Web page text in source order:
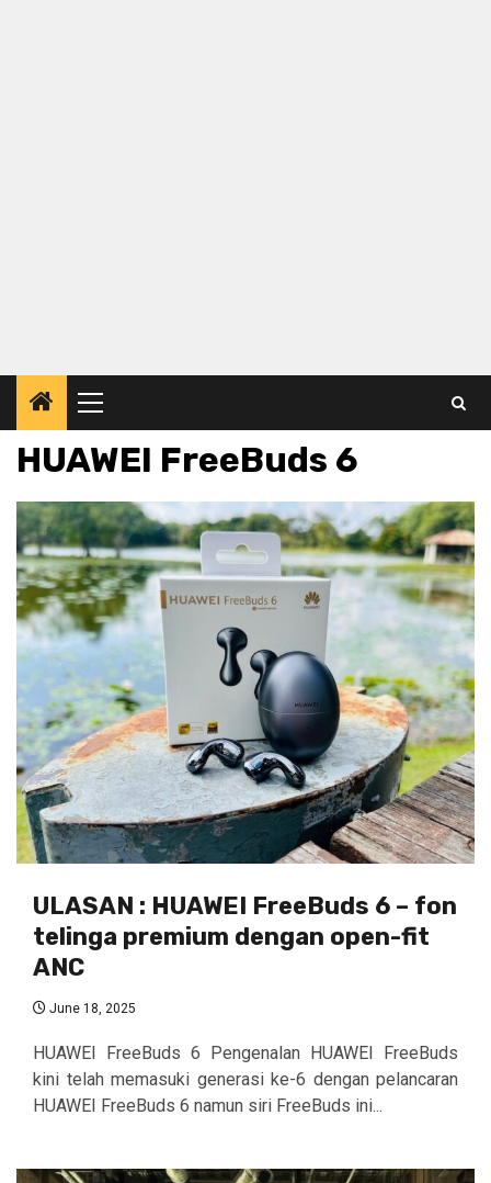
Primary
Menu
HUAWEI FreeBuds 6
ULASAN : HUAWEI FreeBuds 6 – fon
telinga premium dengan open-fit
ANC
June 18, 2025
HUAWEI FreeBuds 6 Pengenalan HUAWEI FreeBuds
kini telah memasuki generasi ke-6 dengan pelancaran
HUAWEI FreeBuds 6 namun siri FreeBuds ini...